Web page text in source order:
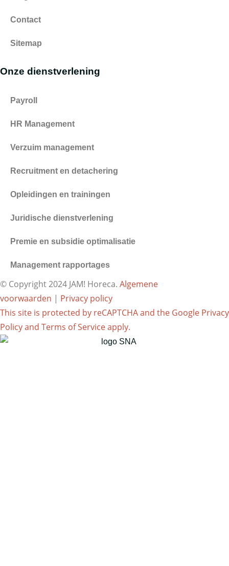
Contact
Sitemap
Onze dienstverlening
Payroll
HR Management
Verzuim management
Recruitment en detachering
Opleidingen en trainingen
Juridische dienstverlening
Premie en subsidie optimalisatie
Management rapportages
© Copyright 2024 JAM! Horeca. Algemene
voorwaarden | Privacy policy
This site is protected by reCAPTCHA and the Google Privacy
Policyand Terms of Serviceapply.